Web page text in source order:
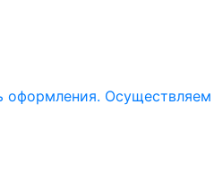
оформления. Осуществляем